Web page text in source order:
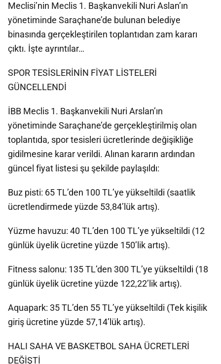
Meclisi’nin Meclis 1. Başkanvekili Nuri Aslan’ın
yönetiminde Saraçhane’de bulunan belediye
binasında gerçekleştirilen toplantıdan zam kararı
çıktı. İşte ayrıntılar…
SPOR TESİSLERİNİN FİYAT LİSTELERİ
GÜNCELLENDİ
İBB Meclis 1. Başkanvekili Nuri Arslan’ın
yönetiminde Saraçhane’de gerçekleştirilmiş olan
toplantıda, spor tesisleri ücretlerinde değişikliğe
gidilmesine karar verildi. Alınan kararın ardından
güncel fiyat listesi şu şekilde paylaşıldı:
Buz pisti: 65 TL’den 100 TL’ye yükseltildi (saatlik
ücretlendirmede yüzde 53,84’lük artış).
Yüzme havuzu: 40 TL’den 100 TL’ye yükseltildi (12
günlük üyelik ücretine yüzde 150’lik artış).
Fitness salonu: 135 TL’den 300 TL’ye yükseltildi (18
günlük üyelik ücretine yüzde 122,22’lik artış).
Aquapark: 35 TL’den 55 TL’ye yükseltildi (Tek kişilik
giriş ücretine yüzde 57,14’lük artış).
HALI SAHA VE BASKETBOL SAHA ÜCRETLERİ
DEĞİŞTİ